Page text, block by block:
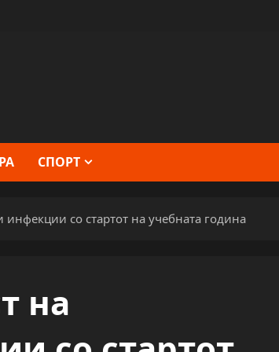
СПОРТ
со стартот на учебната година
на